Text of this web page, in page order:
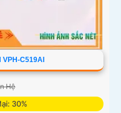
VPH-C519AI
Hệ
30%